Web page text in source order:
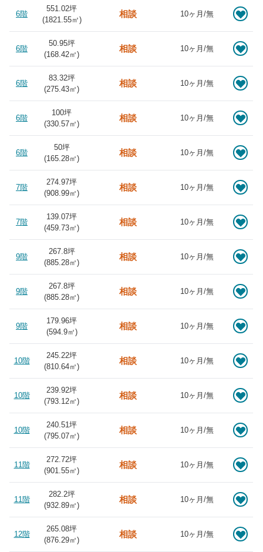
6階
551.02坪
(1821.55㎡)
相談 10ヶ月/無
6階
50.95坪
(168.42㎡)
相談 10ヶ月/無
6階
83.32坪
(275.43㎡)
相談 10ヶ月/無
6階
100坪
(330.57㎡)
相談 10ヶ月/無
6階
50坪
(165.28㎡)
相談 10ヶ月/無
7階
274.97坪
(908.99㎡)
相談 10ヶ月/無
7階
139.07坪
(459.73㎡)
相談 10ヶ月/無
9階
267.8坪
(885.28㎡)
相談 10ヶ月/無
9階
267.8坪
(885.28㎡)
相談 10ヶ月/無
9階
179.96坪
(594.9㎡)
相談 10ヶ月/無
10階
245.22坪
(810.64㎡)
相談 10ヶ月/無
10階
239.92坪
(793.12㎡)
相談 10ヶ月/無
10階
240.51坪
(795.07㎡)
相談 10ヶ月/無
11階
272.72坪
(901.55㎡)
相談 10ヶ月/無
11階
282.2坪
(932.89㎡)
相談 10ヶ月/無
12階
265.08坪
(876.29㎡)
相談 10ヶ月/無